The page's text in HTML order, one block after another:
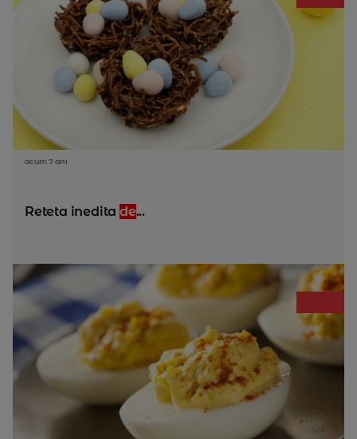
acum 7 ani
Reteta ineditade...